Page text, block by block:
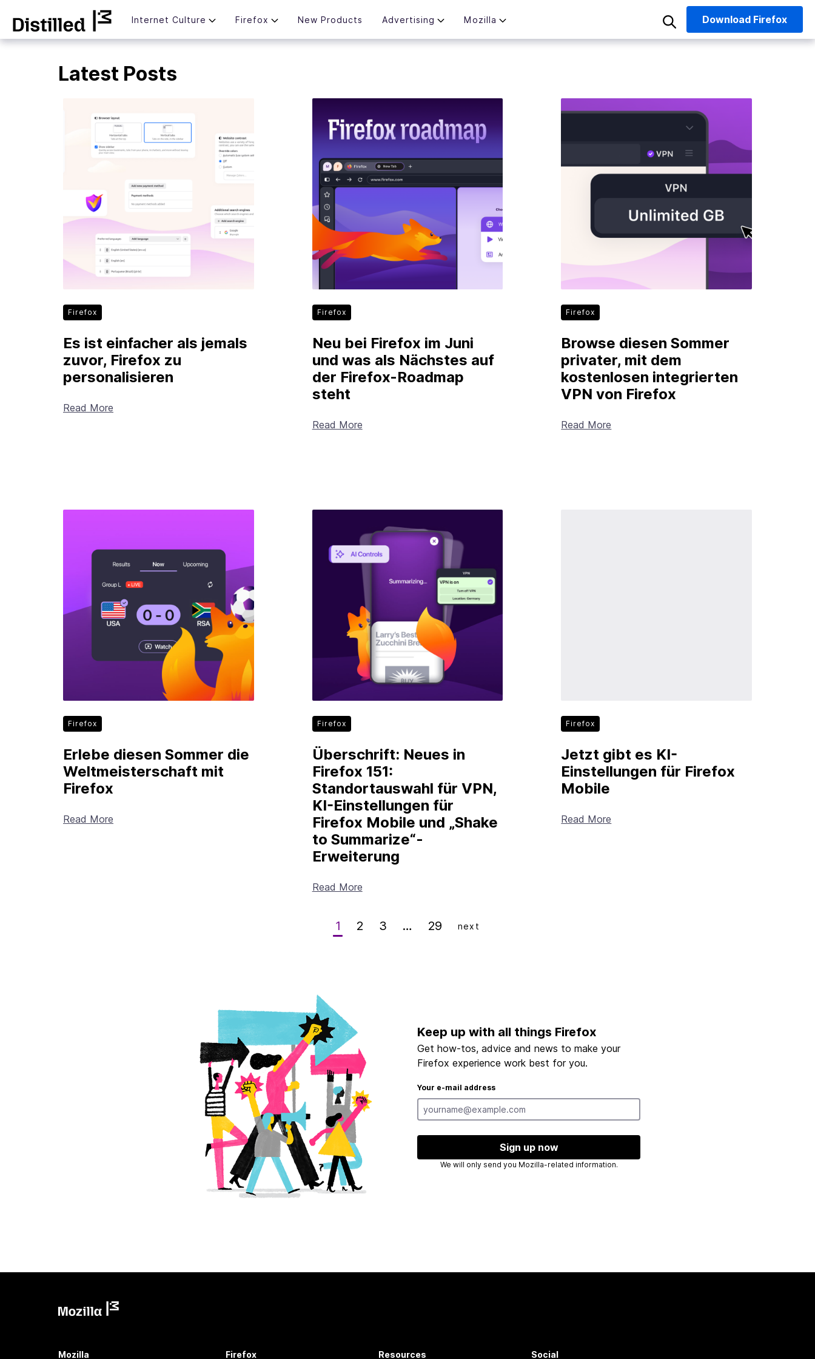
content
Mozilla
Internet Culture Firefox New Products Advertising Mozilla Download Firefox
Latest Posts
Firefox
Es ist einfacher als jemals
zuvor, Firefox zu
personalisieren
Read More
Firefox
Neu bei Firefox im Juni
und was als Nächstes auf
der Firefox-Roadmap
steht
Read More
Firefox
Browse diesen Sommer
privater, mit dem
kostenlosen integrierten
VPN von Firefox
Read More
Firefox
Erlebe diesen Sommer die
Weltmeisterschaft mit
Firefox
Read More
Firefox
Überschrift: Neues in
Firefox 151:
Standortauswahl für VPN,
KI-Einstellungen für
Firefox Mobile und „Shake
to Summarize“-
Erweiterung
Read More
Firefox
Jetzt gibt es KI-
Einstellungen für Firefox
Mobile
Read More
1 2 3 … 29 next
Keep up with all things Firefox
Get how-tos, advice and news to make your
Firefox experience work best for you.
Your e-mail address
Sign up now
We will only send you Mozilla-related information.
Mozilla Firefox Resources Social